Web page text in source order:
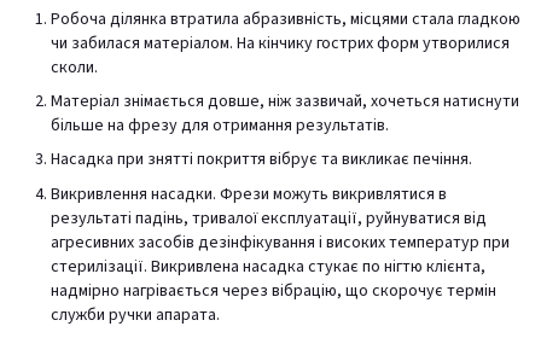
Робоча ділянка втратила абразивність, місцями стала гладкою
чи забилася матеріалом. На кінчику гострих форм утворилися
сколи.
Матеріал знімається довше, ніж зазвичай, хочеться натиснути
більше на фрезу для отримання результатів.
Насадка при знятті покриття вібрує та викликає печіння.
Викривлення насадки. Фрези можуть викривлятися в
результаті падінь, тривалої експлуатації, руйнуватися від
агресивних засобів дезінфікування і високих температур при
стерилізації. Викривлена насадка стукає по нігтю клієнта,
надмірно нагрівається через вібрацію, що скорочує термін
служби ручки апарата.